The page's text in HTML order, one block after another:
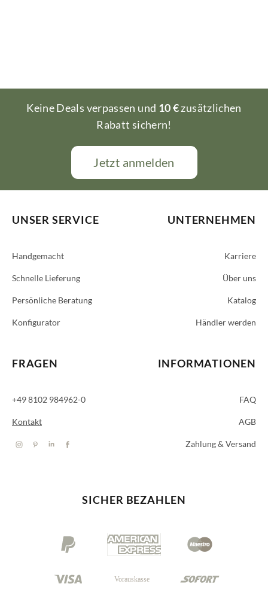
Keine Deals verpassen und 10 €zusätzlichen
Rabatt sichern!
Jetzt anmelden
UNSER SERVICE
Handgemacht
Schnelle Lieferung
Persönliche Beratung
Konfigurator
FRAGEN
+49 8102 984962-0
Kontakt
UNTERNEHMEN
Karriere
Über uns
Katalog
Händler werden
INFORMATIONEN
FAQ
AGB
Zahlung & Versand
SICHER BEZAHLEN